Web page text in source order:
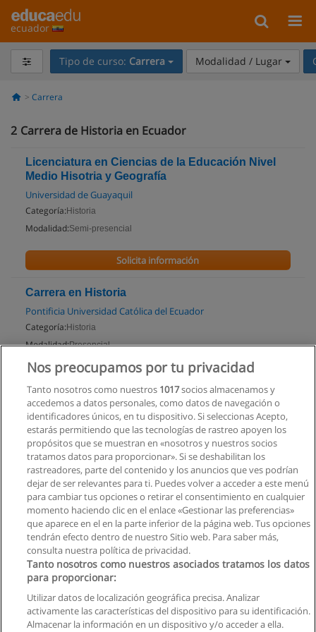
ecuador
Tipo de curso: Carrera Modalidad / Lugar
Carrera
2 Carrera de Historia en Ecuador
Licenciatura en Ciencias de la Educación Nivel
Medio Hisotria y Geografía
Universidad de Guayaquil
Categoría: Historia
Modalidad:Semi-presencial
Solicita información
Carrera en Historia
Pontificia Universidad Católica del Ecuador
Categoría: Historia
Modalidad:Presencial
Solicita información
Reglas de uso
Nos preocupamos por tu privacidad
Tanto nosotros como nuestros 1017socios almacenamos y
accedemos a datos personales, como datos de navegación o
identificadores únicos, en tu dispositivo. Si seleccionas Acepto,
estarás permitiendo que las tecnologías de rastreo apoyen los
propósitos que se muestran en «nosotros y nuestros socios
tratamos datos para proporcionar». Si se deshabilitan los
rastreadores, parte del contenido y los anuncios que ves podrían
dejar de ser relevantes para ti. Puedes volver a acceder a este menú
para cambiar tus opciones o retirar el consentimiento en cualquier
momento haciendo clic en el enlace «Gestionar las preferencias»
que aparece en el en la parte inferior de la página web. Tus opciones
tendrán efecto dentro de nuestro Sitio web. Para saber más,
consulta nuestra política de privacidad.
Tanto nosotros como nuestros asociados tratamos los datos
para proporcionar:
Utilizar datos de localización geográfica precisa. Analizar
activamente las características del dispositivo para su identificación.
Almacenar la información en un dispositivo y/o acceder a ella.